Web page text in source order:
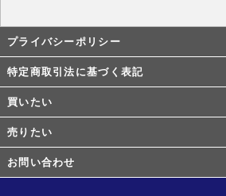
プライバシーポリシー
特定商取引法に基づく表記
買いたい
売りたい
お問い合わせ